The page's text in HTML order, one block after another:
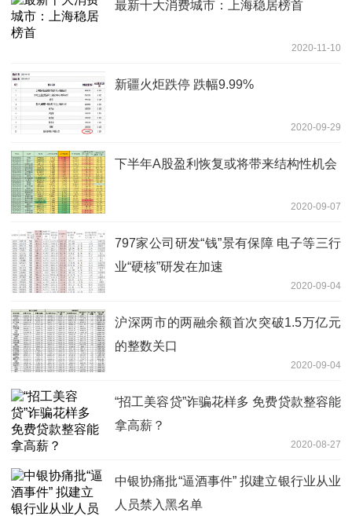
最新十大消费城市：上海稳居榜首
2020-11-10
新疆火炬跌停 跌幅9.99%
2020-09-29
下半年A股盈利恢复或将带来结构性机会
2020-09-07
797家公司研发“钱”景有保障 电子等三行
业“硬核”研发在加速
2020-09-04
沪深两市的两融余额首次突破1.5万亿元
的整数关口
2020-09-04
“招工美容贷”诈骗花样多 免费贷款整容能
拿高薪？
2020-08-27
中银协痛批“逼酒事件” 拟建立银行业从业
人员禁入黑名单